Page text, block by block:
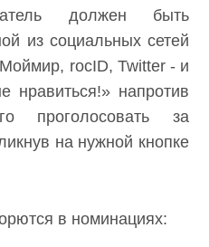
должен быть
из социальных сетей
rocID, Twitter - и
нравиться!» напротив
проголосовать за
на нужной кнопке
в номинациях: